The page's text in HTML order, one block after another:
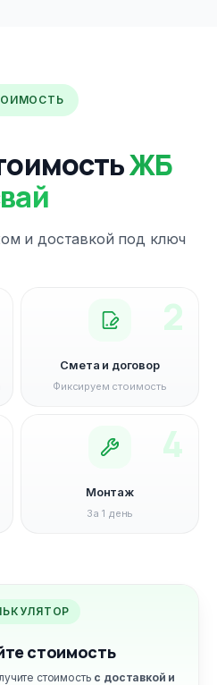
ЖБ
и доставкой под ключ
2
Смета и договор
Фиксируем стоимость
4
Монтаж
За 1 день
стоимость
стоимость с доставкой и